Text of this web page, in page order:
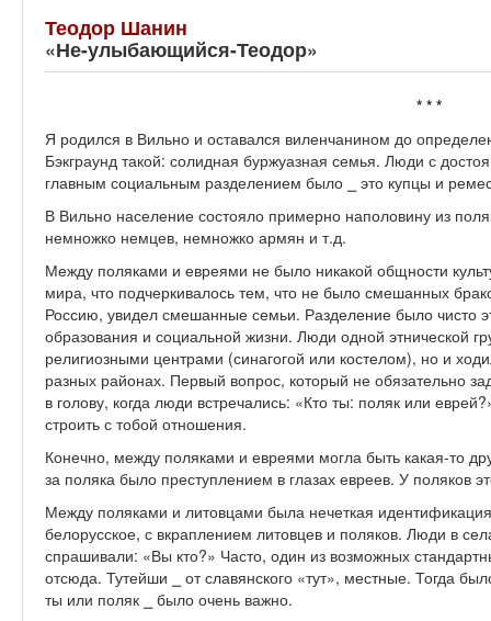
Теодор Шанин
«Не-улыбающийся-Теодор»
* * *
Я родился в Вильно и оставался виленчанином до
Бэкграунд такой: солидная буржуазная семья. Люди с
главным социальным разделением было ⎯ это купцы и
В Вильно население состояло примерно наполовину из
немножко немцев, немножко армян и т.д.
Между поляками и евреями не было никакой общности
мира, что подчеркивалось тем, что не было смешанных
Россию, увидел смешанные семьи. Разделение было чисто
образования и социальной жизни. Люди одной этнической
религиозными центрами (синагогой или костелом), но и
разных районах. Первый вопрос, который не обязательно
в голову, когда люди встречались: «Кто ты: поляк или
строить с тобой отношения.
Конечно, между поляками и евреями могла быть какая-то
за поляка было преступлением в глазах евреев. У поляков
Между поляками и литовцами была нечеткая
белорусское, с вкраплением литовцев и поляков. Люди в
спрашивали: «Вы кто?» Часто, один из возможных
отсюда. Тутейши ⎯ от славянского «тут», местные. Тогда
ты или поляк ⎯ было очень важно.